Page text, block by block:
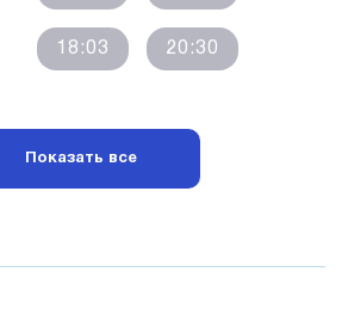
18:03 20:30
Показать все